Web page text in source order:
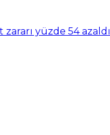
zararı yüzde 54 azaldı